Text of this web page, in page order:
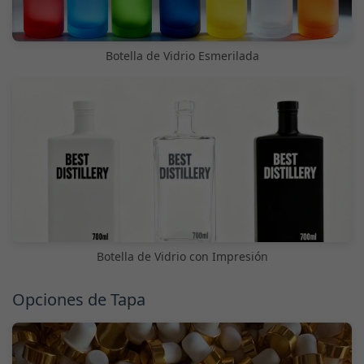
Botella de Vidrio Esmerilada
Botella de Vidrio con Impresión
Opciones de Tapa